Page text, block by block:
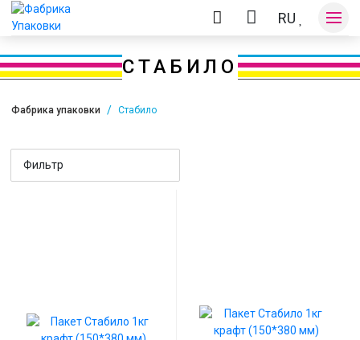
RU
Оплата и доставка
СТАБИЛО
Фабрика упаковки Стабило
Фильтр